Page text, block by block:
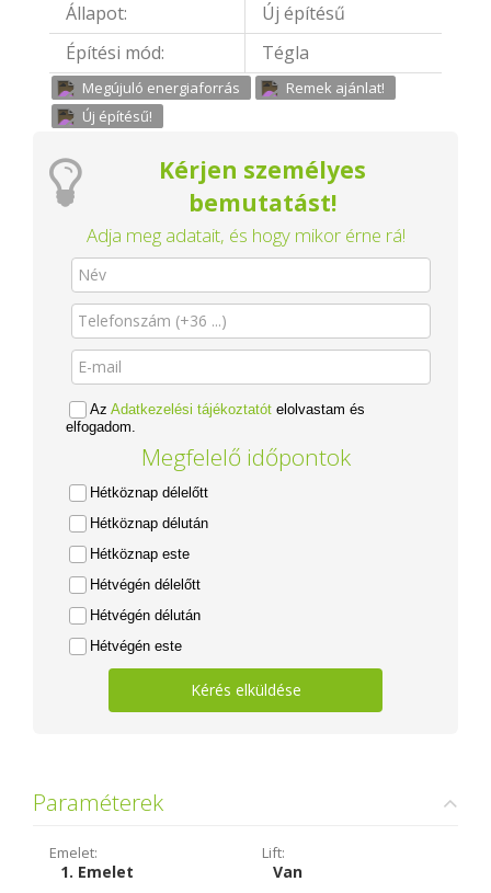
Állapot:
Új építésű
Építési mód:
Tégla
Megújuló energiaforrás
Remek ajánlat!
Új építésű!
Kérjen személyes
bemutatást!
Adja meg adatait, és hogy mikor érne rá!
Az Adatkezelési tájékoztatót elolvastam és
elfogadom.
Megfelelő időpontok
Hétköznap délelőtt
Hétköznap délután
Hétköznap este
Hétvégén délelőtt
Hétvégén délután
Hétvégén este
Kérés elküldése
Paraméterek
Emelet:
1. Emelet
Lift:
Van